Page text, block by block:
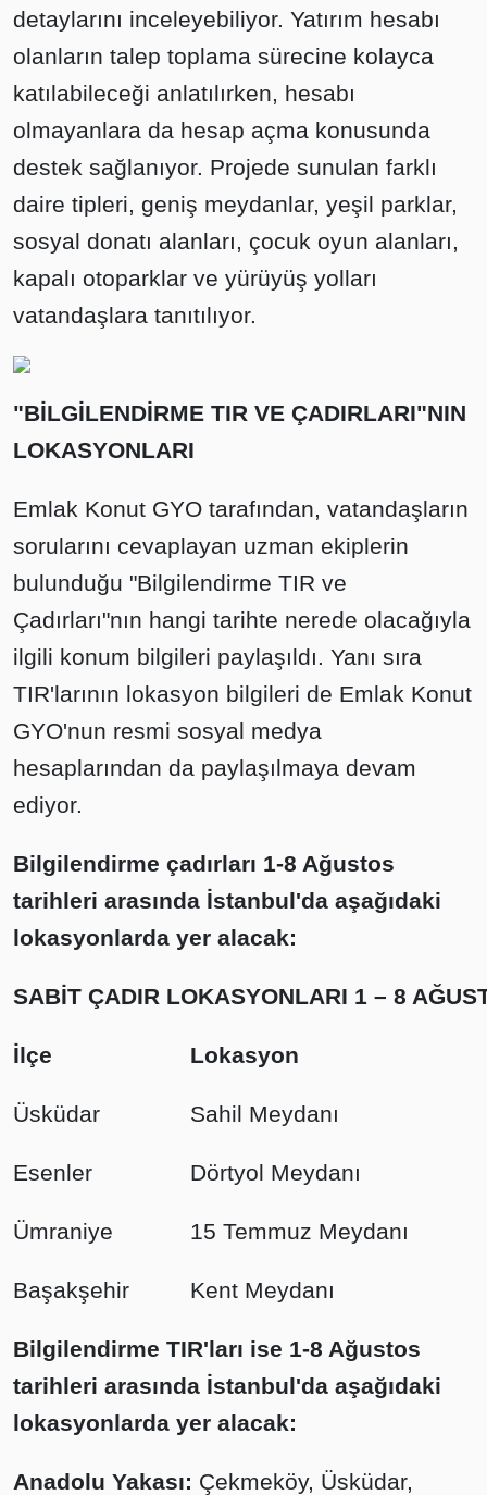
detaylarını inceleyebiliyor. Yatırım hesabı
olanların talep toplama sürecine kolayca
katılabileceği anlatılırken, hesabı
olmayanlara da hesap açma konusunda
destek sağlanıyor. Projede sunulan farklı
daire tipleri, geniş meydanlar, yeşil parklar,
sosyal donatı alanları, çocuk oyun alanları,
kapalı otoparklar ve yürüyüş yolları
vatandaşlara tanıtılıyor.
"BİLGİLENDİRME TIR VE ÇADIRLARI"NIN
LOKASYONLARI
Emlak Konut GYO tarafından, vatandaşların
sorularını cevaplayan uzman ekiplerin
bulunduğu "Bilgilendirme TIR ve
Çadırları"nın hangi tarihte nerede olacağıyla
ilgili konum bilgileri paylaşıldı. Yanı sıra
TIR'larının lokasyon bilgileri de Emlak Konut
GYO'nun resmi sosyal medya
hesaplarından da paylaşılmaya devam
ediyor.
Bilgilendirme çadırları 1-8 Ağustos
tarihleri arasında İstanbul'da aşağıdaki
lokasyonlarda yer alacak:
SABİT ÇADIR LOKASYONLARI 1 – 8
İlçe Lokasyon
Üsküdar Sahil Meydanı
Esenler Dörtyol Meydanı
Ümraniye 15 Temmuz Meydanı
Başakşehir Kent Meydanı
Bilgilendirme TIR'ları ise 1-8 Ağustos
tarihleri arasında İstanbul'da aşağıdaki
lokasyonlarda yer alacak:
Anadolu Yakası: Çekmeköy, Üsküdar,